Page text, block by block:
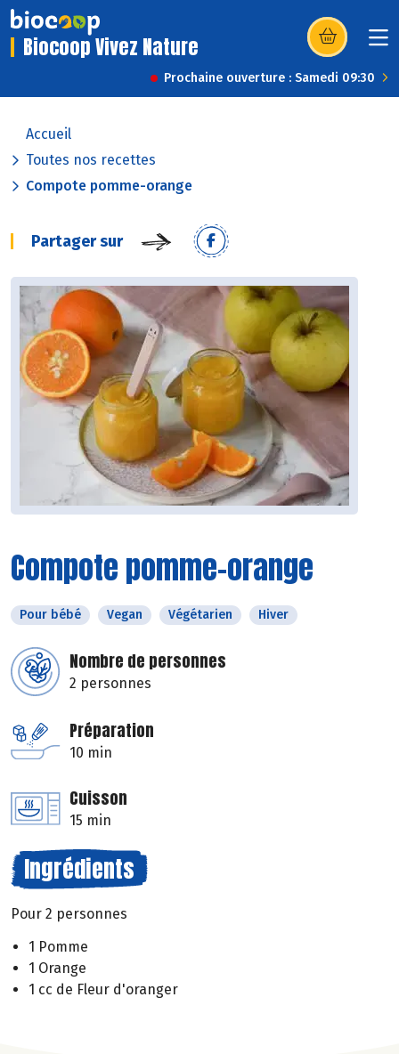
Biocoop Vivez Nature (s’ouvre dans
Prochaine ouverture : Samedi 09:30
Accueil
Toutes nos recettes
Compote pomme-orange
Partager sur
Compote pomme-orange
Pour bébé Vegan Végétarien Hiver
Nombre de personnes
2 personnes
Préparation
10 min
Cuisson
15 min
Ingrédients
Pour 2 personnes
1 Pomme
1 Orange
1 cc de Fleur d'oranger